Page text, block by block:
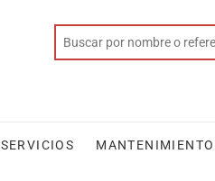
SERVICIOS